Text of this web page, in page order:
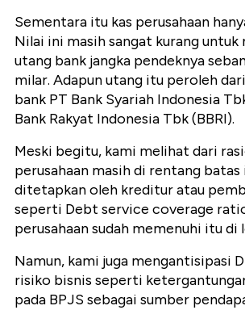
Sementara itu kas perusahaan
Nilai ini masih sangat kurang
utang bank jangka pendeknya
milar. Adapun utang itu peroleh
bank PT Bank Syariah Indonesia
Bank Rakyat Indonesia Tbk (BBRI).
Meski begitu, kami melihat dari
perusahaan masih di rentang batas
ditetapkan oleh kreditur atau
seperti Debt service coverage
perusahaan sudah memenuhi itu di
Namun, kami juga mengantisipasi
risiko bisnis seperti
pada BPJS sebagai sumber